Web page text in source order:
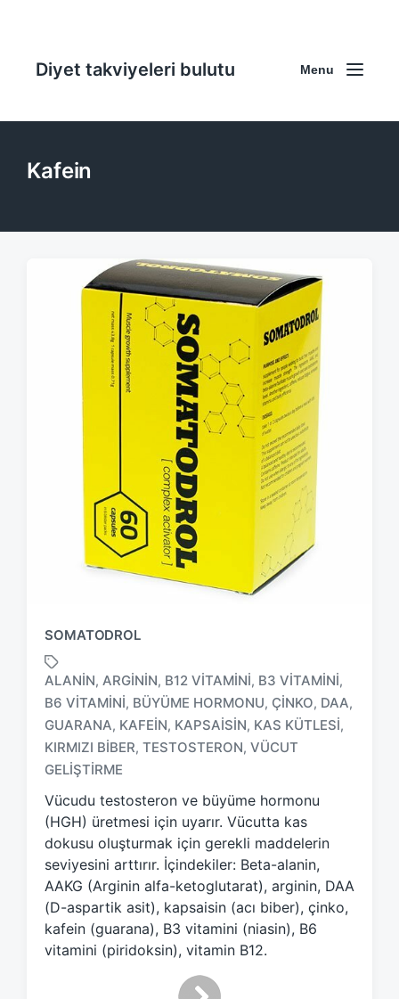
Diyet takviyeleri bulutu Menu
Kafein
SOMATODROL
T
a
g
e
d
w
t
h
ALANIN, ARGININ, B12 VITAMINI, B3 VITAMINI,
B6 VITAMINI, BÜYÜME HORMONU, ÇINKO, DAA,
GUARANA, KAFEIN, KAPSAISIN, KAS KÜTLESI,
KIRMIZI BIBER, TESTOSTERON, VÜCUT
GELIŞTIRME
Vücudu testosteron ve büyüme hormonu
(HGH) üretmesi için uyarır. Vücutta kas
dokusu oluşturmak için gerekli maddelerin
seviyesini arttırır. İçindekiler: Beta-alanin,
AAKG (Arginin alfa-ketoglutarat), arginin, DAA
(D-aspartik asit), kapsaisin (acı biber), çinko,
kafein (guarana), B3 vitamini (niasin), B6
vitamini (piridoksin), vitamin B12.